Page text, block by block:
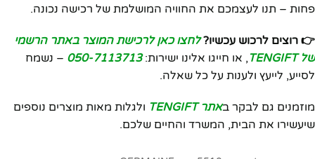
פחות – תנו לעצמכם את החוויה המושלמת של רכישה נכונה.
👉 רוצים לרכוש עכשיו? לחצו כאן לרכישת המוצר באתר הרשמי
של TENGIFT
, או חייגו אלינו ישירות:050-7113713 – נשמח
לסייע, לייעץ ולענות על כל שאלה.
מוזמנים גם לבקר באתר TENGIFT
ולגלות מאות מוצרים נוספים
שיעשירו את הבית, המשרד והחיים שלכם.